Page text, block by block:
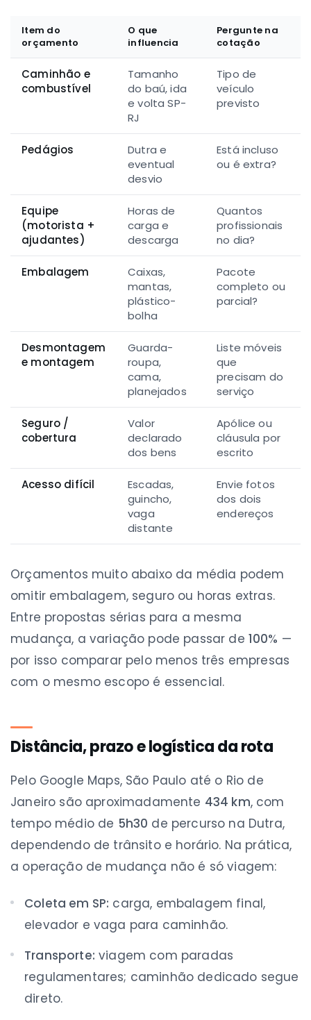
Item do
orçamento
O que
influencia
Pergunte na
cotação
Caminhão e
combustível
Tamanho
do baú, ida
e volta SP-
RJ
Tipo de
veículo
previsto
Pedágios
Dutra e
eventual
desvio
Está incluso
ou é extra?
Equipe
(motorista +
ajudantes)
Horas de
carga e
descarga
Quantos
profissionais
no dia?
Embalagem
Caixas,
mantas,
plástico-
bolha
Pacote
completo ou
parcial?
Desmontagem
e montagem
Guarda-
roupa,
cama,
planejados
Liste móveis
que
precisam do
serviço
Seguro /
cobertura
Valor
declarado
dos bens
Apólice ou
cláusula por
escrito
Acesso difícil
Escadas,
guincho,
vaga
distante
Envie fotos
dos dois
endereços
Orçamentos muito abaixo da média podem
omitir embalagem, seguro ou horas extras.
Entre propostas sérias para a mesma
mudança, a variação pode passar de 100% —
por isso comparar pelo menos três empresas
com o mesmo escopo é essencial.
Distância, prazo e logística da rota
Pelo Google Maps, São Paulo até o Rio de
Janeiro são aproximadamente 434 km, com
tempo médio de 5h30 de percurso na Dutra,
dependendo de trânsito e horário. Na prática,
a operação de mudança não é só viagem:
Coleta em SP: carga, embalagem final,
elevador e vaga para caminhão.
Transporte: viagem com paradas
regulamentares; caminhão dedicado segue
direto.